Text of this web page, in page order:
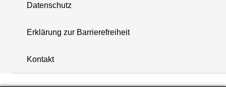
+
−
Datenschutz
Erklärung zur Barrierefreiheit
Kontakt